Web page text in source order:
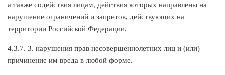
а также содействия лицам, действия которых направлены на
нарушение ограничений и запретов, действующих на
территории Российской Федерации.
4.3.7. 3. нарушения прав несовершеннолетних лиц и (или)
причинение им вреда в любой форме.